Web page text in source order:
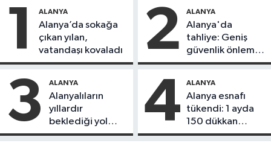
1 ALANYA
Alanya’da sokağa
çıkan yılan,
vatandaşı kovaladı
2 ALANYA
Alanya'da
tahliye: Geniş
güvenlik önlemi
alındı
3 ALANYA
Alanyalıların
yıllardır
beklediği yol
askıdan döndü
4 ALANYA
Alanya esnafı
tükendi: 1 ayda
150 dükkan
kapandı